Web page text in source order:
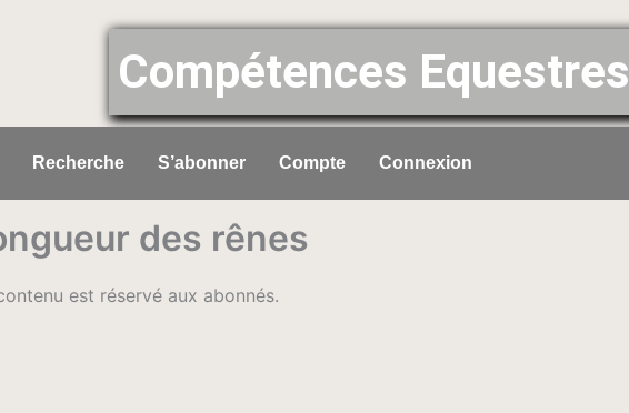
Compétences Equestres
Recherche S’abonner Compte Connexion
des rênes
est réservé aux abonnés.